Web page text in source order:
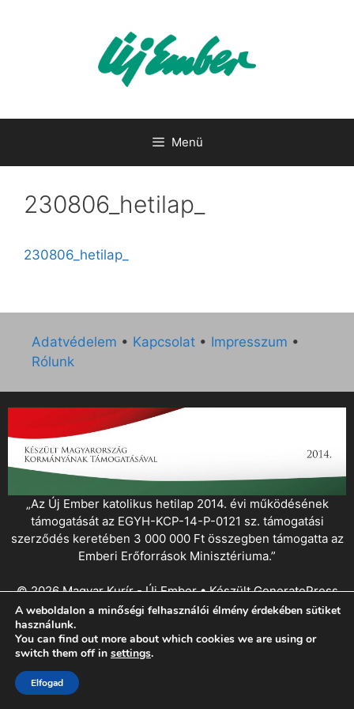
Menü
230806_hetilap_
230806_hetilap_
Adatvédelem • Kapcsolat • Impresszum •
Rólunk
„Az Új Ember katolikus hetilap 2014. évi működésének
támogatását az EGYH-KCP-14-P-0121 sz. támogatási
szerződés keretében 3 000 000 Ft összegben támogatta az
Emberi Erőforrások Minisztériuma.”
© 2026 Magyar Kurír - Új Ember• KészültGeneratePress
A weboldalon a minőségi felhasználói élmény érdekében sütiket
használunk.
You can find out more about which cookies we are using or
switch them off in settings.
Elfogad